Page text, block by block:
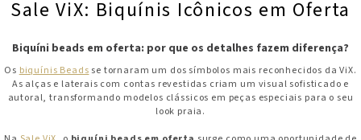
Sale ViX: Biquínis Icônicos em Oferta
Biquíni beads em oferta: por que os detalhes fazem diferença?
Os biquínis Beads se tornaram um dos símbolos mais reconhecidos da ViX.
As alças e laterais com contas revestidas criam um visual sofisticado e
autoral, transformando modelos clássicos em peças especiais para o seu
look praia.